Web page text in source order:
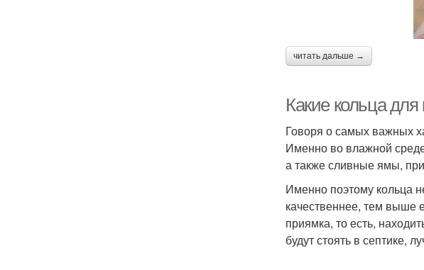
читать дальше →
Какие кольца
Говоря о самых важных
Именно во влажной
а также сливные ямы,
Именно поэтому кольца
качественнее, тем выше
приямка, то есть,
будут стоять в септике,